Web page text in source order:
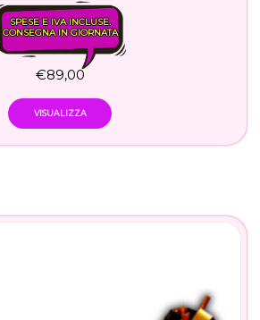
SPESE E IVA INCLUSE.
CONSEGNA IN GIORNATA
€89,00
VISUALIZZA